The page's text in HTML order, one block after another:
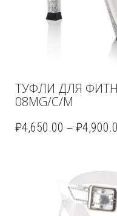
ТУФЛИ ДЛЯ
08MG/C/M
₽4,650.00 – ₽